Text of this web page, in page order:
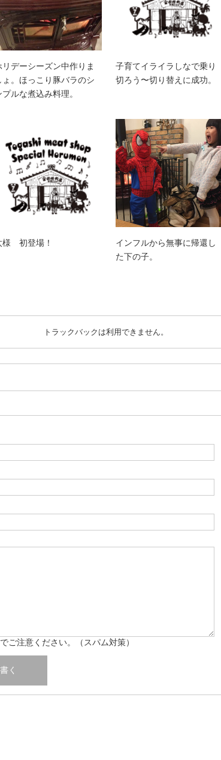
リデーシーズン中作りま
ょ。ほっこり豚バラのシ
プルな煮込み料理。
子育てイライラしなで乗り
切ろう〜切り替えに成功。
様 初登場！
インフルから無事に帰還し
た下の子。
トラックバックは利用できません。
ご注意ください。（スパム対策）